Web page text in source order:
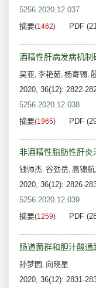
5256.2020.12.037
摘要(1462) PDF
酒精性肝病发病机制
吴亚, 李艳茹, 杨寄镯,
2020, 36(12): 2822-
5256.2020.12.038
摘要(1965) PDF
非酒精性脂肪性肝炎
钱帅杰, 谷劲岳, 高锦航,
2020, 36(12): 2826-
5256.2020.12.039
摘要(1259) PDF
肠道菌群和胆汁酸
孙梦园 , 向晓星
2020, 36(12): 2831-